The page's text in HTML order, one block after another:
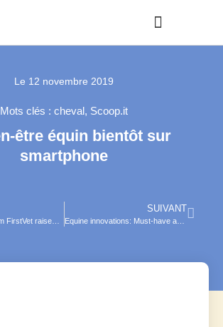
Le 12 novembre 2019
Mots clés : cheval, Scoop.it
être équin bientôt sur
smartphone
SUIVANT
Equine innovations: Must-have apps for equestrians